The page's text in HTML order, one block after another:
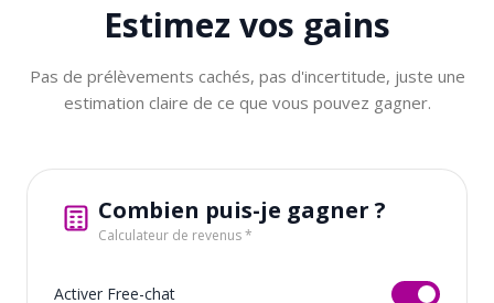
Estimez vos gains
Pas de prélèvements cachés, pas d'incertitude, juste une
estimation claire de ce que vous pouvez gagner.
Combien puis-je gagner ?
Calculateur de revenus *
Activer Free-chat